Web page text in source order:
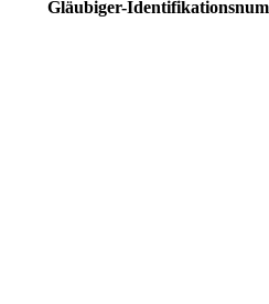
Gläubiger-